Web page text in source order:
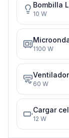
Bombilla
10 W
1100 W
Ventilador
60 W
Cargar
12 W